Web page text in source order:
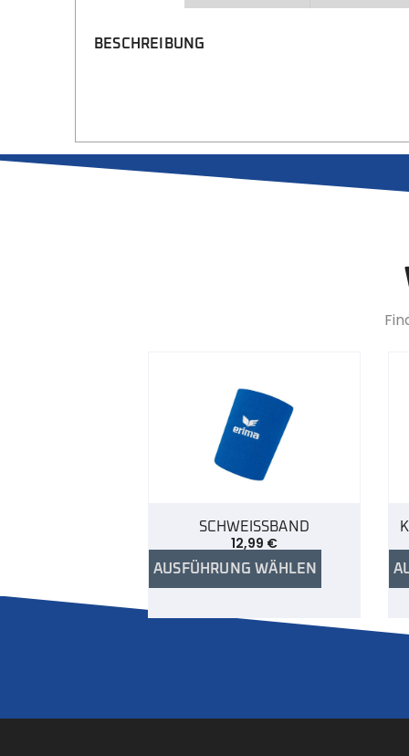
BESCHREIBUNG
SCHWEISSBAND
12,99 €
AUSFÜHRUNG WÄHLEN